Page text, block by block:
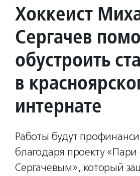
Хоккеист
Сергачев
обустроить
в
интернате
Работы будут
благодаря проекту «Пари
Сергачевым», который